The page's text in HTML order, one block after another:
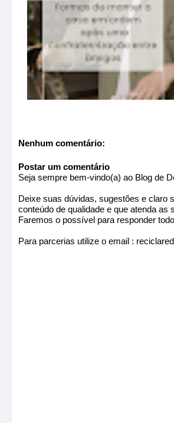
Nenhum comentário:
Postar um comentário
Seja sempre bem-vindo(a) ao Blog de
Deixe suas dúvidas, sugestões e claro
conteúdo de qualidade e que atenda as
Faremos o possível para responder
Para parcerias utilize o email :